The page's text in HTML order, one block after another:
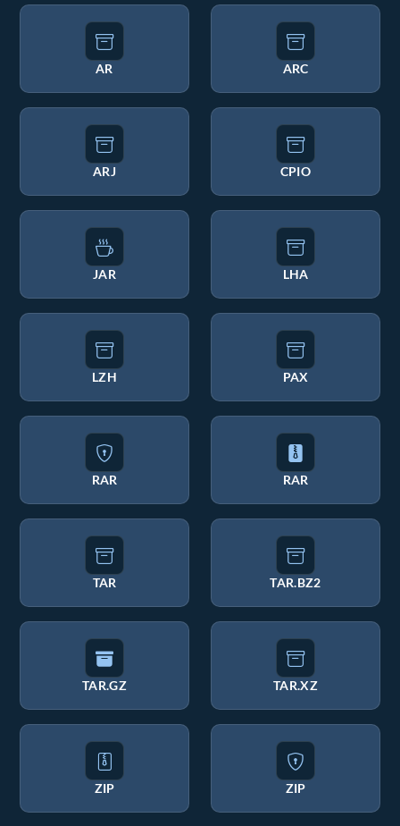
AR ARC
ARJ CPIO
JAR LHA
LZH PAX
RAR RAR
TAR TAR.BZ2
TAR.GZ TAR.XZ
ZIP ZIP